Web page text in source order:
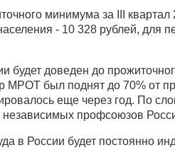
минимума за III
- 10 328 рублей, для
доведен до
МРОТ был поднят до 70% от
еще через год. По
независимых профсоюзов
в России будет постоянно